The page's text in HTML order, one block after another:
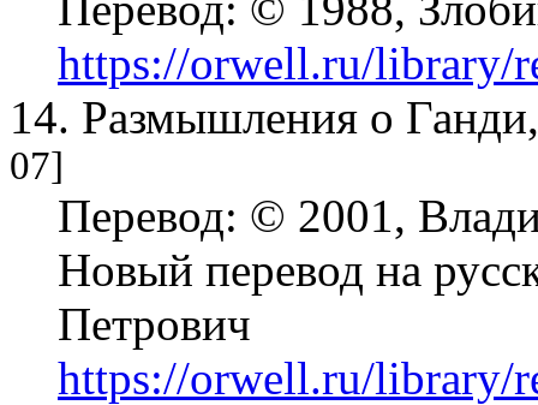
https://orwell.ru/library/
14. Размышления о
07]
Перевод: © 2001,
Новый перевод на
Петрович
https://orwell.ru/library/